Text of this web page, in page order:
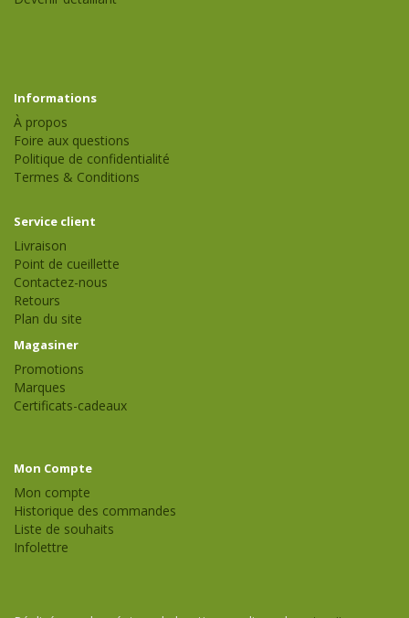
Informations
À propos
Foire aux questions
Politique de confidentialité
Termes & Conditions
Service client
Livraison
Point de cueillette
Contactez-nous
Retours
Plan du site
Magasiner
Promotions
Marques
Certificats-cadeaux
Mon Compte
Mon compte
Historique des commandes
Liste de souhaits
Infolettre